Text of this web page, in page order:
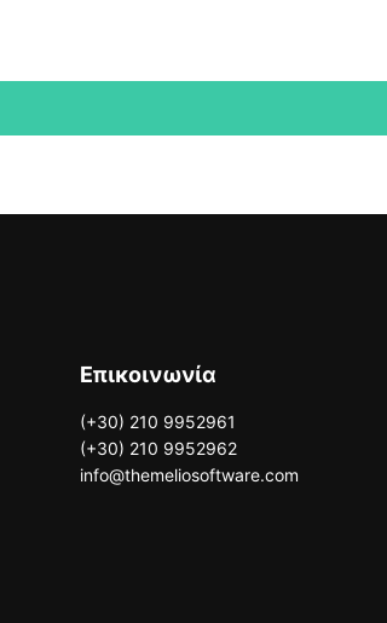
Επικοινωνία
(+30) 210 9952961
(+30) 210 9952962
info@themeliosoftware.com